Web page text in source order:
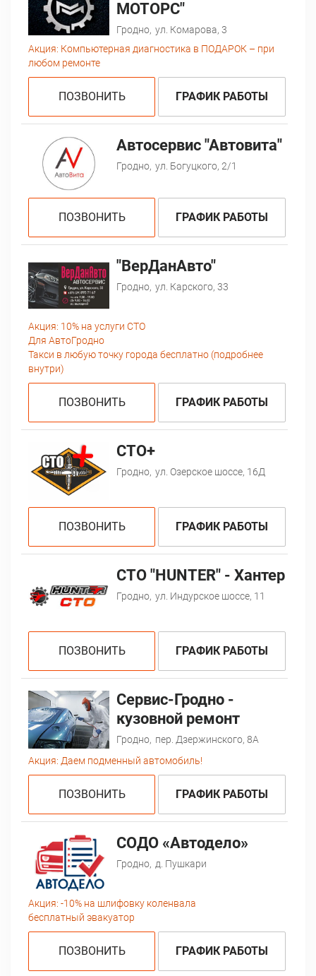
МОТОРС"
Гродно, ул. Комарова, 3
Акция: Компьютерная диагностика в ПОДАРОК – при
любом ремонте
ПОЗВОНИТЬ ГРАФИК РАБОТЫ
Автосервис "Автовита"
Гродно, ул. Богуцкого, 2/1
ПОЗВОНИТЬ ГРАФИК РАБОТЫ
"ВерДанАвто"
Гродно, ул. Карского, 33
Акция: 10% на услуги СТО
Для АвтоГродно
Такси в любую точку города бесплатно (подробнее
внутри)
ПОЗВОНИТЬ ГРАФИК РАБОТЫ
СТО+
Гродно, ул. Озерское шоссе, 16Д
ПОЗВОНИТЬ ГРАФИК РАБОТЫ
СТО "HUNTER" - Хантер
Гродно, ул. Индурское шоссе, 11
ПОЗВОНИТЬ ГРАФИК РАБОТЫ
Сервис-Гродно -
кузовной ремонт
Гродно, пер. Дзержинского, 8А
Акция: Даем подменный автомобиль!
ПОЗВОНИТЬ ГРАФИК РАБОТЫ
СОДО «Автодело»
Гродно, д. Пушкари
Акция: -10% на шлифовку коленвала
бесплатный эвакуатор
ПОЗВОНИТЬ ГРАФИК РАБОТЫ